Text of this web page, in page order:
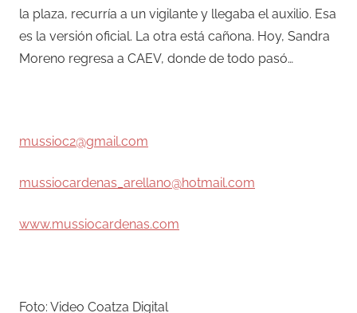
la plaza, recurría a un vigilante y llegaba el auxilio. Esa
es la versión oficial. La otra está cañona. Hoy, Sandra
Moreno regresa a CAEV, donde de todo pasó…
mussioc2@gmail.com
mussiocardenas_arellano@hotmail.com
www.mussiocardenas.com
Foto: Video Coatza Digital